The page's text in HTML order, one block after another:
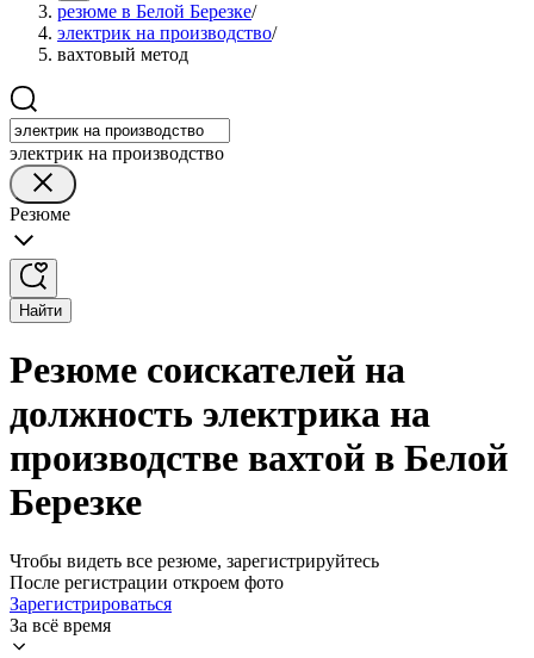
резюме в Белой Березке/
электрик на производство/
вахтовый метод
электрик на производство
Резюме
Найти
Резюме соискателей на
должность электрика на
производстве вахтой в Белой
Березке
Чтобы видеть все резюме, зарегистрируйтесь
После регистрации откроем фото
Зарегистрироваться
За всё время